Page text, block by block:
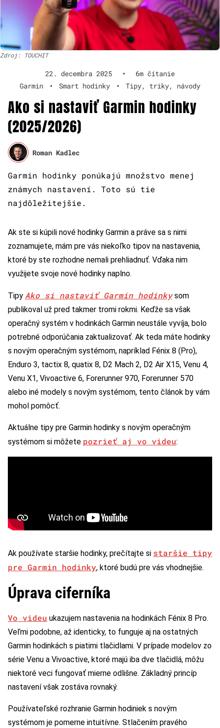
Zdroj: TOUCHIT
22. decembra 2025 •
6m čítanie
Garmin
• Smart hodinky • Tipy, triky, návody
Ako si nastaviť Garmin hodinky
(2025/2026)
Roman Kadlec
Garmin hodinky ponúkajú množstvo menej
známych nastavení. Toto sú tie
najdôležitejšie.
Ak ste si kúpili nové hodinky Garmin a práve sa s nimi
zoznamujete, mám pre vás niekoľko tipov na nastavenia,
ktoré by ste rozhodne nemali prehliadnuť. Vďaka nim
využijete svoje nové hodinky naplno.
Tipy Ako si nastaviť Garmin hodinkysom
publikoval už pred takmer tromi rokmi. Keďže sa však
operačný systém v hodinkách Garmin neustále vyvíja, bolo
potrebné odporúčania zaktualizovať. Ak teda máte hodinky
s novým operačným systémom, napríklad Fénix 8 (Pro),
Enduro 3, tactix 8, quatix 8, D2 Mach 2, D2 Air X15, Venu 4,
Venu X1, Vivoactive 6, Forerunner 970, Forerunner 570
alebo iné modely s novým systémom, tento článok by vám
mohol pomôcť.
Aktuálne tipy pre Garmin hodinky s novým operačným
systémom si môžete pozrieť aj vo videu:
Ak používate staršie hodinky, prečítajte si staršie tipy
pre Garmin hodinky, ktoré budú pre vás vhodnejšie.
Úprava ciferníka
Vo videu ukazujem nastavenia na hodinkách Fénix 8 Pro.
Veľmi podobne, až identicky, to funguje aj na ostatných
Garmin hodinkách s piatimi tlačidlami. V prípade modelov zo
série Venu a Vivoactive, ktoré majú iba dve tlačidlá, môžu
niektoré veci fungovať mierne odlišne. Základný princíp
nastavení však zostáva rovnaký.
Používateľské rozhranie Garmin hodiniek s novým
systémom je pomerne intuitívne. Stlačením pravého